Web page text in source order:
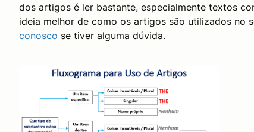
dos artigos é ler bastante, especialmente textos
ideia melhor de como os artigos são utilizados no
conosco se tiver alguma dúvida.